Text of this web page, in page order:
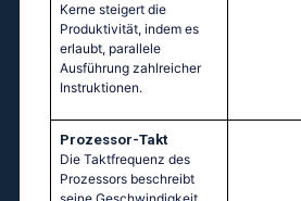
Kerne steigert die
Produktivität, indem es
erlaubt, parallele
Ausführung zahlreicher
Instruktionen.
Prozessor-Takt
Die Taktfrequenz des
Prozessors beschreibt